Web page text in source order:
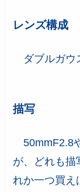
レンズ構成
ダブルガウ
描写
50mmF2.8
が、どれも描
れか一つ買え